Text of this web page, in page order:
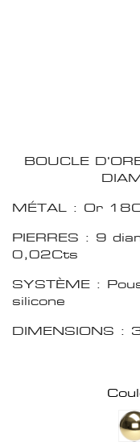
BOUCLE
MÉTAL : Or
PIERRES : 9
0,02Cts
SYSTÈME :
silicone
DIMENSIONS :